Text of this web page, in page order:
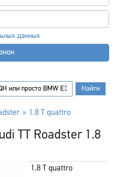
данных
1.8 T quattro
TT Roadster 1.8
1.8 T quattro